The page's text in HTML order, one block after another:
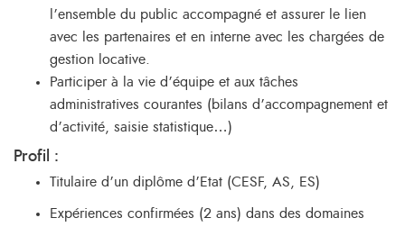
l’ensemble du public accompagné et assurer le lien
avec les partenaires et en interne avec les chargées de
gestion locative.
Participer à la vie d’équipe et aux tâches
administratives courantes (bilans d’accompagnement et
d’activité, saisie statistique…)
Profil :
Titulaire d’un diplôme d’Etat (CESF, AS, ES)
Expériences confirmées (2 ans) dans des domaines